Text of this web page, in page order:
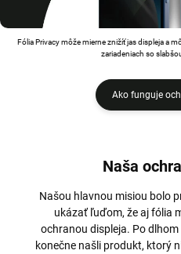
Fólia Privacy môže mierne znižíť jas displeja a
zariadeniach so
Ako funguje
Naša
Našou hlavnou misiou bolo
ukázať ľuďom, že aj fólia
ochranou displeja. Po
konečne našli produkt, ktorý